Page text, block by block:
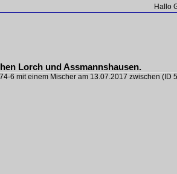
Hallo
Lorch und Assmannshausen.
6 mit einem Mischer am 13.07.2017 zwischen (ID